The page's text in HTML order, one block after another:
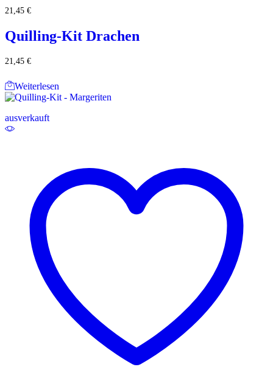
21,45 €
Quilling-Kit Drachen
21,45 €
Weiterlesen
ausverkauft